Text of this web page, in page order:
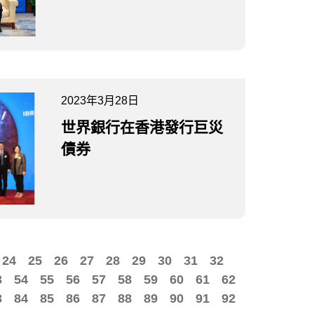
2023年3月28日
世界銀行在香港發行巨災
債券
24 25 26 27 28 29 30 31
32
54 55 56 57 58 59 60 61
62
84 85 86 87 88 89 90 91
92